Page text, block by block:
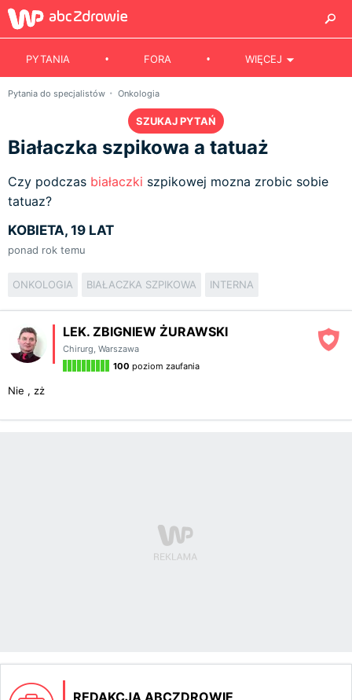
PYTANIA FORA WIĘCEJ
Pytania do specjalistów Onkologia
SZUKAJ PYTAŃ
Białaczka szpikowa a tatuaż
Czy podczas białaczki szpikowej mozna zrobic sobie
tatuaz?
KOBIETA, 19 LAT
ponad rok temu
ONKOLOGIA BIAŁACZKA SZPIKOWA INTERNA
LEK. ZBIGNIEW ŻURAWSKI
Chirurg, Warszawa
100 poziom zaufania
Nie , zż
REDAKCJA ABCZDROWIE